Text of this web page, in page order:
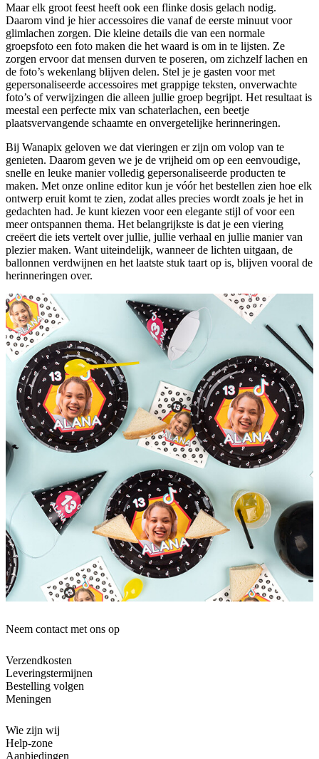
Maar elk groot feest heeft ook een flinke dosis gelach nodig.
Daarom vind je hier accessoires die vanaf de eerste minuut voor
glimlachen zorgen. Die kleine details die van een normale
groepsfoto een foto maken die het waard is om in te lijsten. Ze
zorgen ervoor dat mensen durven te poseren, om zichzelf lachen en
de foto’s wekenlang blijven delen. Stel je je gasten voor met
gepersonaliseerde accessoires met grappige teksten, onverwachte
foto’s of verwijzingen die alleen jullie groep begrijpt. Het resultaat is
meestal een perfecte mix van schaterlachen, een beetje
plaatsvervangende schaamte en onvergetelijke herinneringen.
Bij Wanapix geloven we dat vieringen er zijn om volop van te
genieten. Daarom geven we je de vrijheid om op een eenvoudige,
snelle en leuke manier volledig gepersonaliseerde producten te
maken. Met onze online editor kun je vóór het bestellen zien hoe elk
ontwerp eruit komt te zien, zodat alles precies wordt zoals je het in
gedachten had. Je kunt kiezen voor een elegante stijl of voor een
meer ontspannen thema. Het belangrijkste is dat je een viering
creëert die iets vertelt over jullie, jullie verhaal en jullie manier van
plezier maken. Want uiteindelijk, wanneer de lichten uitgaan, de
ballonnen verdwijnen en het laatste stuk taart op is, blijven vooral de
herinneringen over.
Neem contact met ons op
Verzendkosten
Leveringstermijnen
Bestelling volgen
Meningen
Wie zijn wij
Help-zone
Aanbiedingen